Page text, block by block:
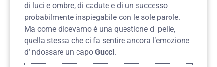
di luci e ombre, di cadute e di un successo
probabilmente inspiegabile con le sole parole.
Ma come dicevamo è una questione di pelle,
quella stessa che ci fa sentire ancora l’emozione
d’indossare un capo Gucci.